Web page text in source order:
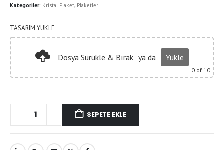
Kategoriler: Kristal Plaket, Plaketler
TASARIM YÜKLE
Dosya Sürükle & Bırak ya da Yükle
0 of 10
SEPETE EKLE